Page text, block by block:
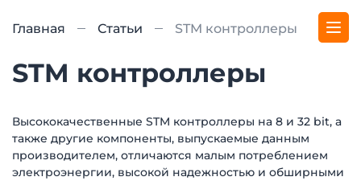
Главная Статьи STM контроллеры
STM контроллеры
Высококачественные STM контроллеры на 8 и 32 bit, а
также другие компоненты, выпускаемые данным
производителем, отличаются малым потреблением
электроэнергии, высокой надежностью и обширными